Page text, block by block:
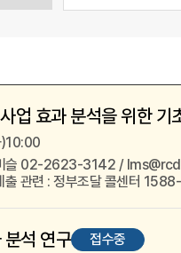
업 효과 분석을 위한 기
미슬 02-2623-3142 /
출 관련 : 정부조달 콜센터
석 연구
접수중